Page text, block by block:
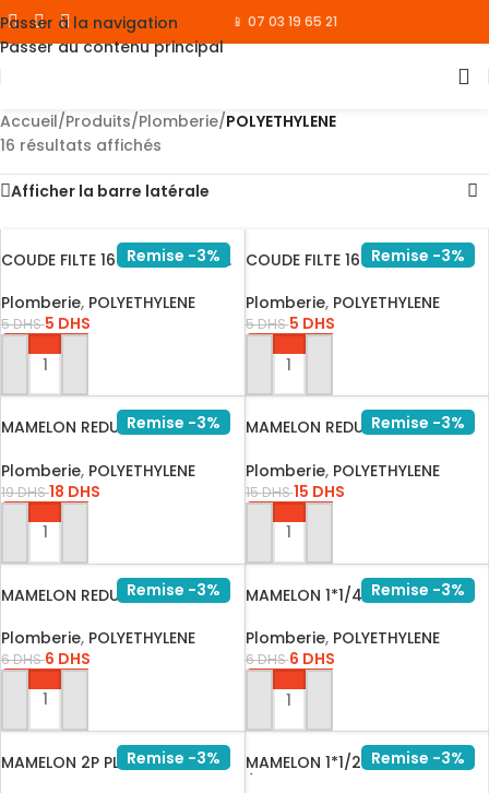
Passer à la navigation
Passer au contenu principal
📱 07 03 19 65 21
Accueil/Produits/Plomberie/POLYETHYLENE
16 résultats affichés
Afficher la barre latérale
Remise -3%
COUDE FILTE 16×3/4 GOUT A…
Plomberie, POLYETHYLENE
5DHS 5 DHS
AJOUTER AU PANIER
Remise -3%
COUDE FILTE 16×1/2 GOUT A…
Plomberie, POLYETHYLENE
5DHS5 DHS
AJOUTER AU PANIER
Remise -3%
MAMELON REDUIT 2*1/2x2P
Plomberie, POLYETHYLENE
19DHS18 DHS
AJOUTER AU PANIER
Remise -3%
MAMELON REDUIT 2Px1*1/2P
Plomberie, POLYETHYLENE
15DHS15 DHS
AJOUTER AU PANIER
Remise -3%
MAMELON REDUIT 1*1/2×1*1/…
Plomberie, POLYETHYLENE
6DHS 6 DHS
AJOUTER AU PANIER
Remise -3%
MAMELON 1*1/4P PLASTIQUE
Plomberie, POLYETHYLENE
6DHS6 DHS
AJOUTER AU PANIER
Remise -3%
MAMELON 2P PLASTIQUE /1856
Remise -3%
MAMELON 1*1/2 P PLASTIQUE